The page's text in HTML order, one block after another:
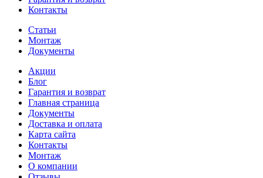
Контакты
Статьи
Монтаж
Документы
Акции
Блог
Гарантия и возврат
Главная страница
Документы
Доставка и оплата
Карта сайта
Контакты
Монтаж
О компании